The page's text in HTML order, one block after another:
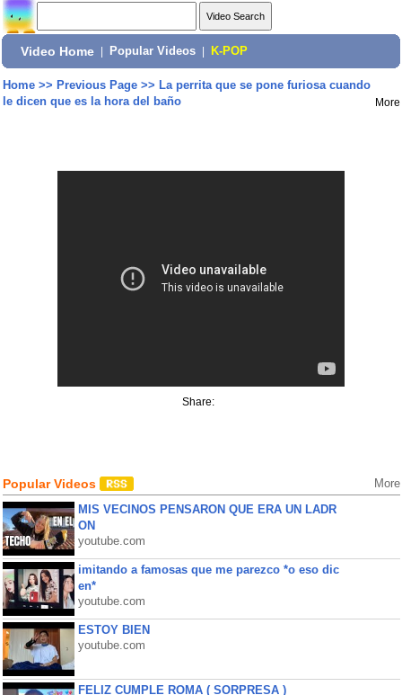
Video Home Popular Videos K-POP
Home>> Previous Page>> La perrita que se pone furiosa cuando
le dicen que es la hora del baño
More
Share:
Popular Videos More
MIS VECINOS PENSARON QUE ERA UN LADR
ON
youtube.com
imitando a famosas que me parezco *o eso dic
en*
youtube.com
ESTOY BIEN
youtube.com
FELIZ CUMPLE ROMA ( SORPRESA )